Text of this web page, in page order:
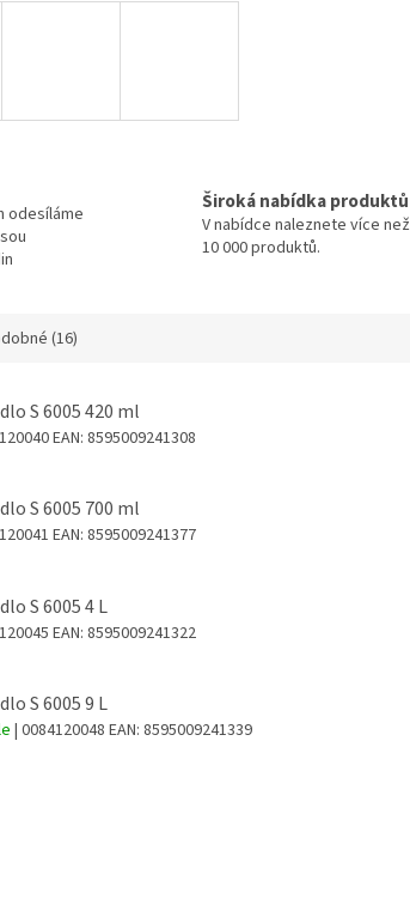
odesíláme
Široká nabídka produktů
V nabídce naleznete více než
10 000 produktů.
(16)
S 6005 420 ml
EAN: 8595009241308
S 6005 700 ml
EAN: 8595009241377
S 6005 4 L
EAN: 8595009241322
S 6005 9 L
| 0084120048 EAN: 8595009241339